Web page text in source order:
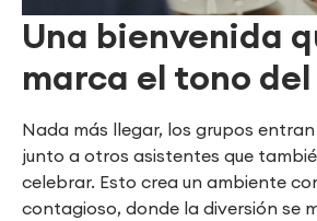
Una bienvenida
marca el tono
Nada más llegar, los grupos
junto a otros asistentes que
celebrar. Esto crea un ambiente
contagioso, donde la diversión se